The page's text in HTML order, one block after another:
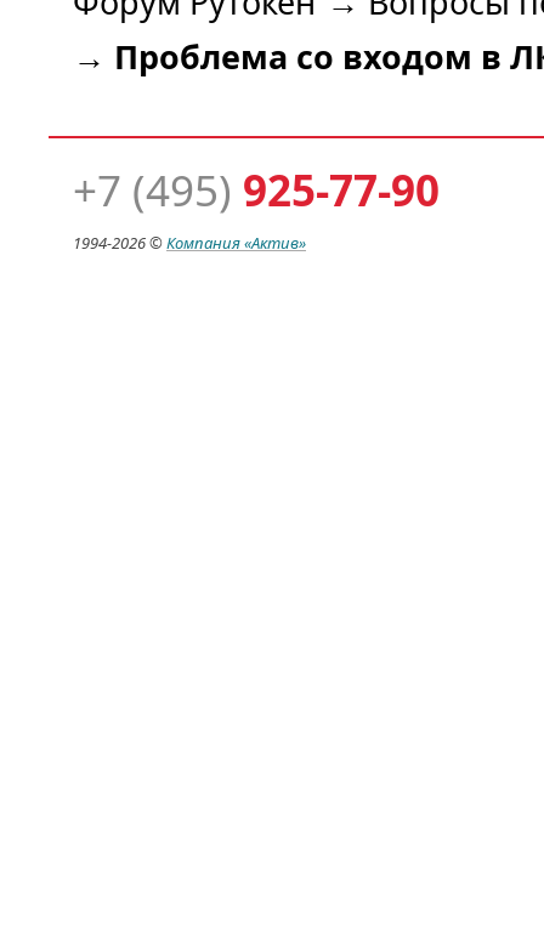
→ Проблема со входом в
+7 (495) 925-77-90
1994-2026 ©Компания«Актив»